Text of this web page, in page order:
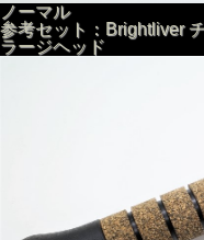
ノーマル
参考セット：Brightliver
ラージヘッド